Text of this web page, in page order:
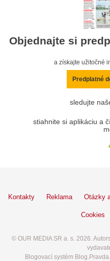
Objednajte si
a získajte užitočné
Predplatné
sledujte
stiahnite si aplikáciu a
Kontakty Reklama Otázky
Cookies
© OUR MEDIA SR a. s. 2026.
Blogovací systém